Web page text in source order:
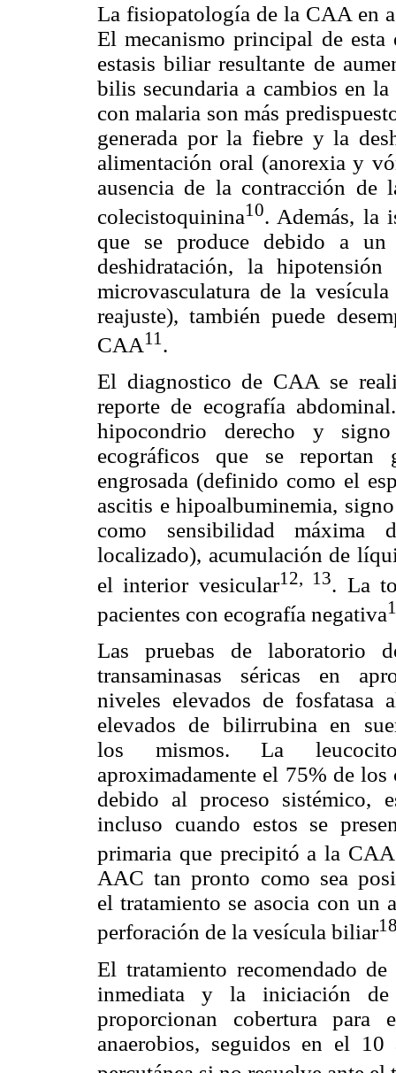
La fisiopatología de la CAA en
El mecanismo principal de esta
estasis biliar resultante de
bilis secundaria a cambios en
con malaria son más
generada por la fiebre y la
alimentación oral (anorexia y
ausencia de la contracción
colecistoquinina10. Además, la
que se produce debido a
deshidratación, la
microvasculatura de la
reajuste), también puede
CAA11 .
El diagnostico de CAA se
reporte de ecografía
hipocondrio derecho y
ecográficos que se reportan
engrosada (definido como el
ascitis e hipoalbuminemia,
como sensibilidad máxima
localizado), acumulación de
el interior vesicular12, 13. La
pacientes con ecografía negativa
Las pruebas de laboratorio
transaminasas séricas en
niveles elevados de
elevados de bilirrubina en
los mismos. La
aproximadamente el 75% de
debido al proceso sistémico,
incluso cuando estos se
primaria que precipitó a la CAA
AAC tan pronto como sea
el tratamiento se asocia con un
perforación de la vesícula biliar
El tratamiento recomendado
inmediata y la iniciación
proporcionan cobertura para
anaerobios, seguidos en el